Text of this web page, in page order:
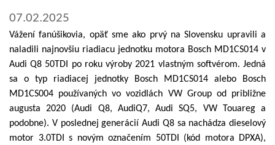
07.02.2025
Vážení fanúšikovia, opäť sme ako prvý na Slovensku upravili a
naladili najnovšiu riadiacu jednotku motora Bosch MD1CS014 v
Audi Q8 50TDI po roku výroby 2021 vlastným softvérom. Jedná
sa o typ riadiacej jednotky Bosch MD1CS014 alebo Bosch
MD1CS004 používaných vo vozidlách VW Group od približne
augusta 2020 (Audi Q8, AudiQ7, Audi SQ5, VW Touareg a
podobne). V poslednej generácií Audi Q8 sa nachádza dieselový
motor 3.0TDI s novým označením 50TDI (kód motora DPXA),